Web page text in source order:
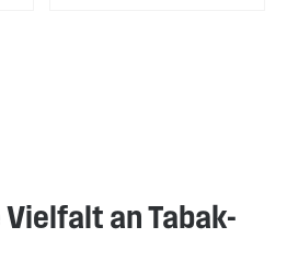
Vielfalt an Tabak-